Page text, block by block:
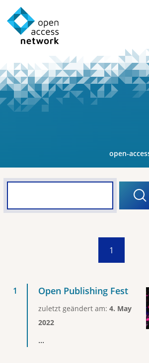
open-
1
Open Publishing Fest
zuletzt geändert am: 4. May
2022
...